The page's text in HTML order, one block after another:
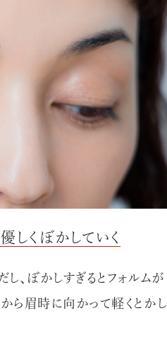
しくぼかしていく
し、ぼかしすぎるとフォルムが
ら眉時に向かって軽くとかし